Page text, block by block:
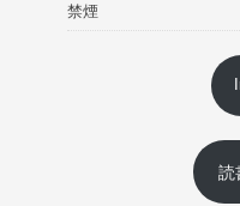
禁煙
読